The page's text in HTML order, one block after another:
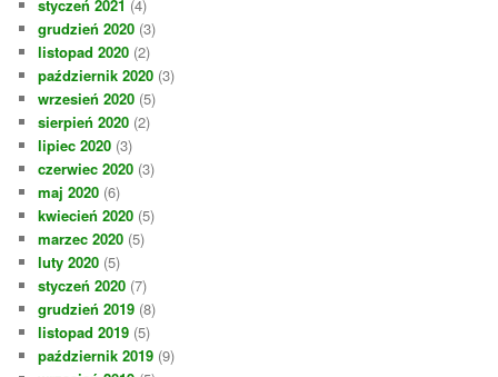
styczeń 2021 (4)
grudzień 2020 (3)
listopad 2020 (2)
październik 2020 (3)
wrzesień 2020 (5)
sierpień 2020 (2)
lipiec 2020 (3)
czerwiec 2020 (3)
maj 2020 (6)
kwiecień 2020 (5)
marzec 2020 (5)
luty 2020 (5)
styczeń 2020 (7)
grudzień 2019 (8)
listopad 2019 (5)
październik 2019 (9)